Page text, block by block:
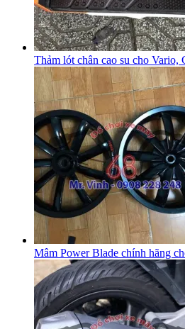
Thảm lót chân cao su cho Vario,
Mâm Power Blade chính hãng